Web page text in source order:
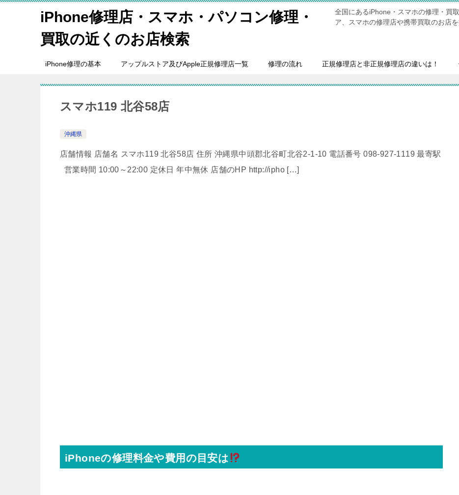
iPhone修理店・スマホ・パソコン修理・
買取の近くのお店検索
全国にあるiPhone・スマホの修理・買
ア、スマホの修理店や携帯買取のお店を
iPhone修理の基本 アップルストア及びApple正規修理店一覧 修理の流れ 正規修理店と非正規修理店の違いは！
スマホ119 北谷58店
沖縄県
店舗情報 店舗名 スマホ119 北谷58店 住所 沖縄県中頭郡北谷町北谷2-1-10 電話番号 098-927-1119 最寄駅
営業時間 10:00～22:00 定休日 年中無休 店舗のHP http://ipho […]
iPhoneの修理料金や費用の目安は